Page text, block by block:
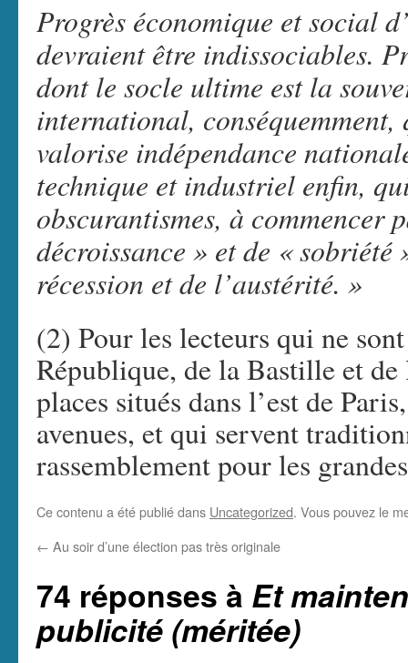
Progrès économique et social
devraient être indissociables.
dont le socle ultime est la
international,
valorise indépendance
technique et industriel enfin,
obscurantismes, à commencer
décroissance » et de « sobriété
récession et de l’austérité. »
(2) Pour les lecteurs qui ne
République, de la Bastille et
places situés dans l’est de
avenues, et qui servent
rassemblement pour les
Ce contenu a été publié dans Uncategorized. Vous pouvez le
← Au soir d’une élection pas très originale
74 réponses à Et
publicité (méritée)